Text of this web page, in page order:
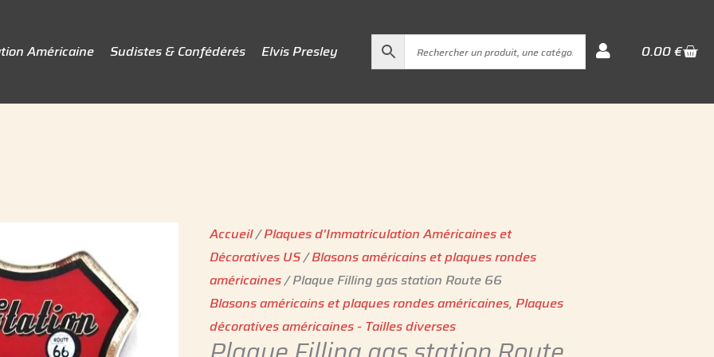
Américaine Sudistes & Confédérés Elvis Presley 0.00€Cart
Accueil/Plaques d'Immatriculation Américaines et
Décoratives US/Blasons américains et plaques rondes
américaines/ Plaque Filling gas station Route 66
Blasons américains et plaques rondes américaines,Plaques
décoratives américaines - Tailles diverses